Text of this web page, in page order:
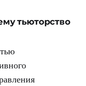
тьюторство